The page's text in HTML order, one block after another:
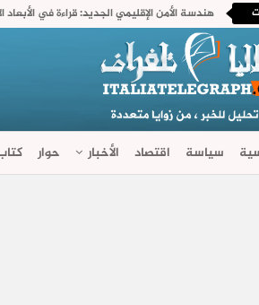
سياسة اقتصاد الأخبار حوار